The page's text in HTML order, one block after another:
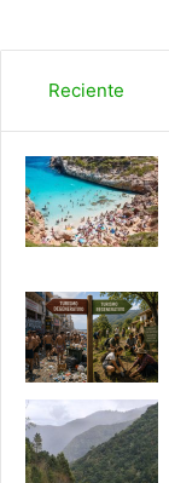
Reciente